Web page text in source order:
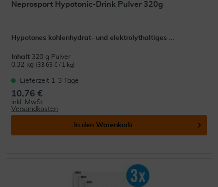
Neprosport Hypotonic-Drink Pulver 320g
Hypotones kohlenhydrat- und elektrolythaltiges ...
Inhalt 320 g Pulver
0.32 kg (33,63 € / 1 kg)
Lieferzeit 1-3 Tage
10,76 €
inkl. MwSt.
Versandkosten
In den Warenkorb